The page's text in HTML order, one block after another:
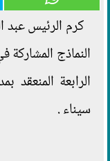
كرم الرئيس عبد
النماذج المشاركة
الرابعة
سيناء .